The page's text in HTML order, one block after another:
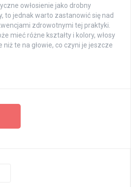
owłosienie jako drobny
to jednak warto zastanowić się nad
zdrowotnymi tej praktyki.
mieć różne kształty i kolory, włosy
te na głowie, co czyni je jeszcze